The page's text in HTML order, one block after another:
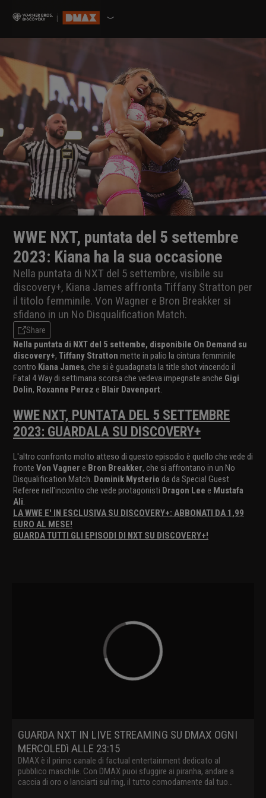
WWE NXT, puntata del 5 settembre
2023: Kiana ha la sua occasione
Nella puntata di NXT del 5 settembre, visibile su
discovery+, Kiana James affronta Tiffany Stratton per
il titolo femminile. Von Wagner e Bron Breakker si
sfidano in un No Disqualification Match.
Share
Nella puntata di NXT del 5 settembe, disponibile On Demand su
discovery+, Tiffany Stratton mette in palio la cintura femminile
contro Kiana James, che si è guadagnata la title shot vincendo il
Fatal 4 Way di settimana scorsa che vedeva impegnate anche Gigi
Dolin, Roxanne Perez e Blair Davenport.
WWE NXT, PUNTATA DEL 5 SETTEMBRE
2023: GUARDALA SU DISCOVERY+
L'altro confronto molto atteso di questo episodio è quello che vede di
fronte Von Vagner e Bron Breakker, che si affrontano in un No
Disqualification Match. Dominik Mysterio da da Special Guest
Referee nell'incontro che vede protagonisti Dragon Lee e Mustafa
Ali.
LA WWE E' IN ESCLUSIVA SU DISCOVERY+: ABBONATI DA 1,99
EURO AL MESE!
GUARDA TUTTI GLI EPISODI DI NXT SU DISCOVERY+!
GUARDA NXT IN LIVE STREAMING SU DMAX OGNI
MERCOLEDì ALLE 23:15
DMAX è il primo canale di factual entertainment dedicato al
pubblico maschile. Con DMAX puoi sfuggire ai piranha, andare a
caccia di oro o lanciarti sul ring, il tutto comodamente dal tuo